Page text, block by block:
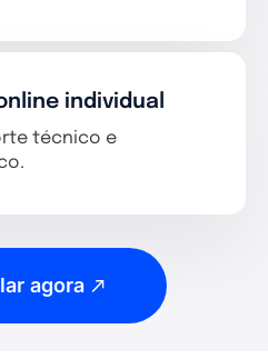
individual
técnico e
agora